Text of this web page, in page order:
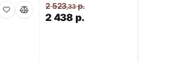
2 438 р.
2 523,33р.